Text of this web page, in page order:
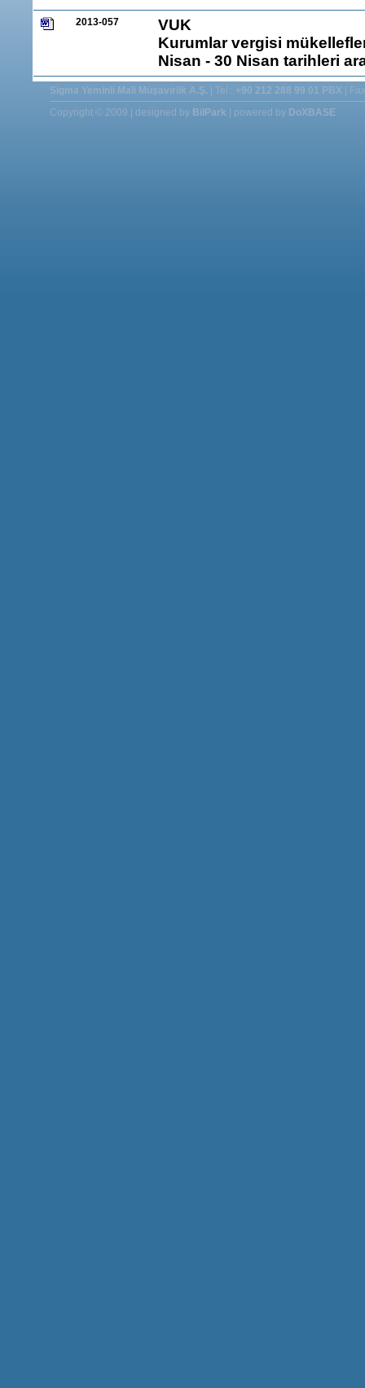
2013-057
VUK
Kurumlar vergisi
Nisan - 30 Nisan tarihleri
Sigma Yeminli Mali Müşavirlik A.Ş. | Tel : +90 212 288 99 01 PBX |
Copyright © 2009 | designed by BilPark | powered by DoXBASE